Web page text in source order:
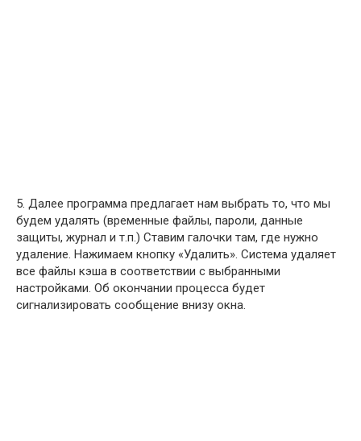
5. Далее программа предлагает нам выбрать то, что мы
будем удалять (временные файлы, пароли, данные
защиты, журнал и т.п.) Ставим галочки там, где нужно
удаление. Нажимаем кнопку «Удалить». Система удаляет
все файлы кэша в соответствии с выбранными
настройками. Об окончании процесса будет
сигнализировать сообщение внизу окна.